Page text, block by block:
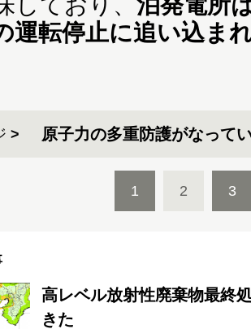
運転停止に追い込ま
原子力の多重防護がなって
1 2 3
高レベル放射性廃棄物最終
きた